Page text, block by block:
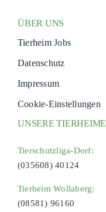
ÜBER UNS
Tierheim Jobs
Datenschutz
Impressum
Cookie-Einstellungen
UNSERE TIERHEIME
Tierschutzliga-Dorf:
(035608) 40124
Tierheim Wollaberg:
(08581) 96160